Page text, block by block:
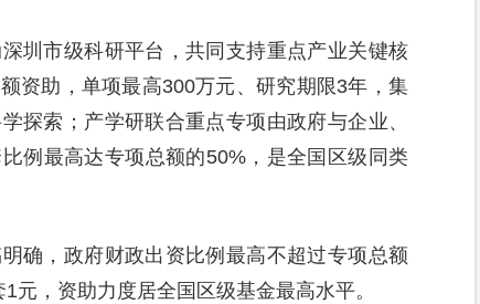
圳市级科研平台，共同支持重点产业关键核
资助，单项最高300万元、研究期限3年，集
探索；产学研联合重点专项由政府与企业、
例最高达专项总额的50%，是全国区级同类
确，政府财政出资比例最高不超过专项总额
元，资助力度居全国区级基金最高水平。